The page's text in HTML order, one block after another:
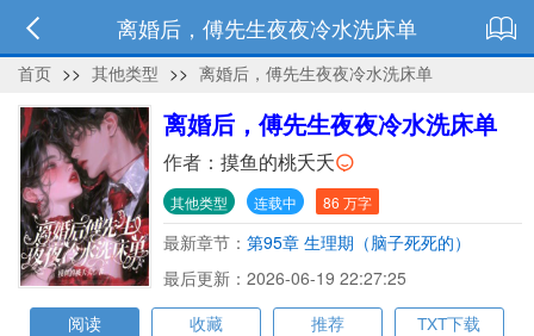
离婚后，傅先生夜夜冷水洗床单
首页 >> 其他类型 >> 离婚后，傅先生夜夜冷水洗床单
离婚后，傅先生夜夜冷水洗床单
作者： 摸鱼的桃夭夭
其他类型 连载中 86 万字
最新章节： 第95章 生理期（脑子死死的）
最后更新：2026-06-19 22:27:25
阅读
收藏 推荐 TXT下载